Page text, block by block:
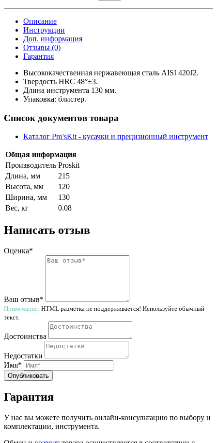
Описание
Инструкции
Доп. информация
Отзывы (0)
Гарантия
Высококачественная нержавеющая сталь AISI 420J2.
Твердость HRC 48°±3.
Длина инструмента 130 мм.
Упаковка: блистер.
Список документов товара
Каталог Pro'sKit - кусачки и прецизионный инструмент
Общая информация
Производитель Proskit
Длина, мм
215
Высота, мм
120
Ширина, мм
130
Вес, кг
0.08
Написать отзыв
Оценка*
Ваш отзыв*
Примечание: HTML разметка не поддерживается! Используйте обычный
текст.
Достоинства
Недостатки
Имя*
Опубликовать
Гарантия
У нас вы можете получить онлайн-консультацию по выбору и
комплектации, инструмента.